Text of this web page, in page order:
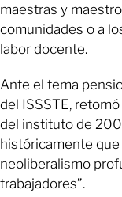
maestras y
comunidades o a
labor docente.
Ante el tema
del ISSSTE,
del instituto de
históricamente
neoliberalismo
trabajadores”.